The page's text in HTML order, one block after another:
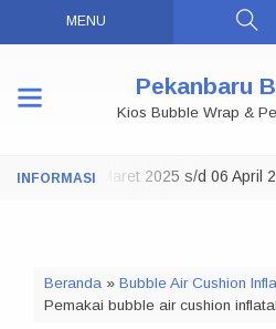
MENU
Pekanbaru
Kios Bubble Wrap &
Tutup 29 Maret 2025 s/d 06 April
Beranda » Bubble Air Cushion
Pemakai bubble air cushion